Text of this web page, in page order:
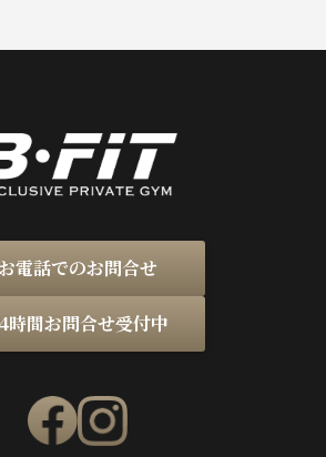
電話でのお問合せ
時間お問合せ受付中